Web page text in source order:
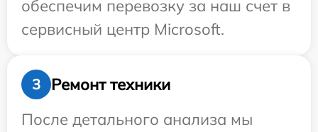
обеспечим перевозку за наш счет в
сервисный центр Microsoft.
3
Ремонт техники
После детального анализа мы